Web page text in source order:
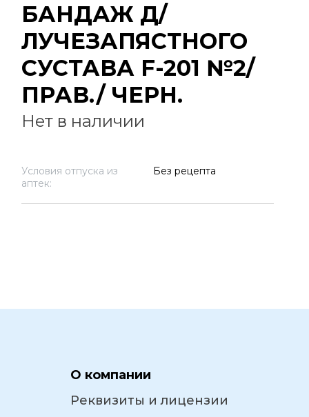
БАНДАЖ Д/
ЛУЧЕЗАПЯСТНОГО
СУСТАВА F-201 №2/
ПРАВ./ ЧЕРН.
Нет в наличии
Условия отпуска из
аптек:
Без рецепта
О компании
Реквизиты и лицензии